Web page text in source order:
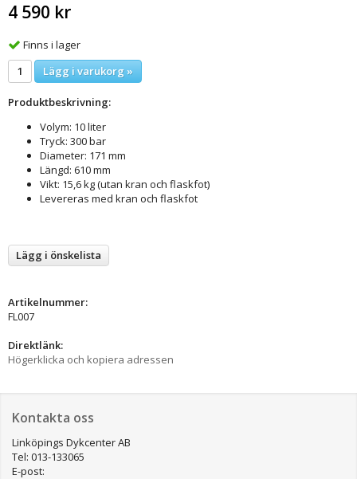
4 590 kr
Finns i lager
Lägg i varukorg »
Produktbeskrivning:
Volym: 10 liter
Tryck: 300 bar
Diameter: 171 mm
Längd: 610 mm
Vikt: 15,6 kg (utan kran och flaskfot)
Levereras med kran och flaskfot
Lägg i önskelista
Artikelnummer:
FL007
Direktlänk:
Högerklicka och kopiera adressen
Kontakta oss
Linköpings Dykcenter AB
Tel: 013-133065
E-post: